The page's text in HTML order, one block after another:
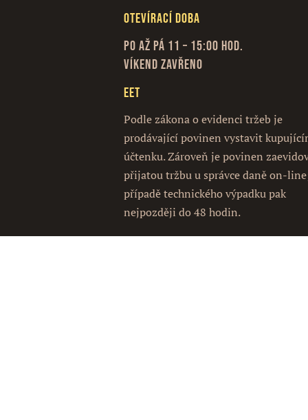
Otevírací doba
Po až Pá 11 – 15:00 hod.
Víkend zavřeno
EET
Podle zákona o evidenci tržeb je
prodávající povinen vystavit
účtenku. Zároveň je povinen
přijatou tržbu u správce daně on-
případě technického výpadku pak
nejpozději do 48 hodin.